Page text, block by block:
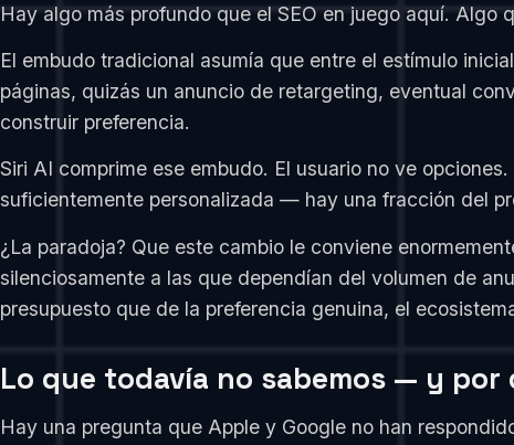
Hay algo más profundo que el SEO en juego aquí.
El embudo tradicional asumía que entre el estímulo
páginas, quizás un anuncio de retargeting, eventual
construir preferencia.
Siri AI comprime ese embudo. El usuario no ve
suficientemente personalizada — hay una fracción del
¿La paradoja? Que este cambio le conviene
silenciosamente a las que dependían del volumen de
presupuesto que de la preferencia genuina, el
Lo que todavía no sabemos — y
Hay una pregunta que Apple y Google no han